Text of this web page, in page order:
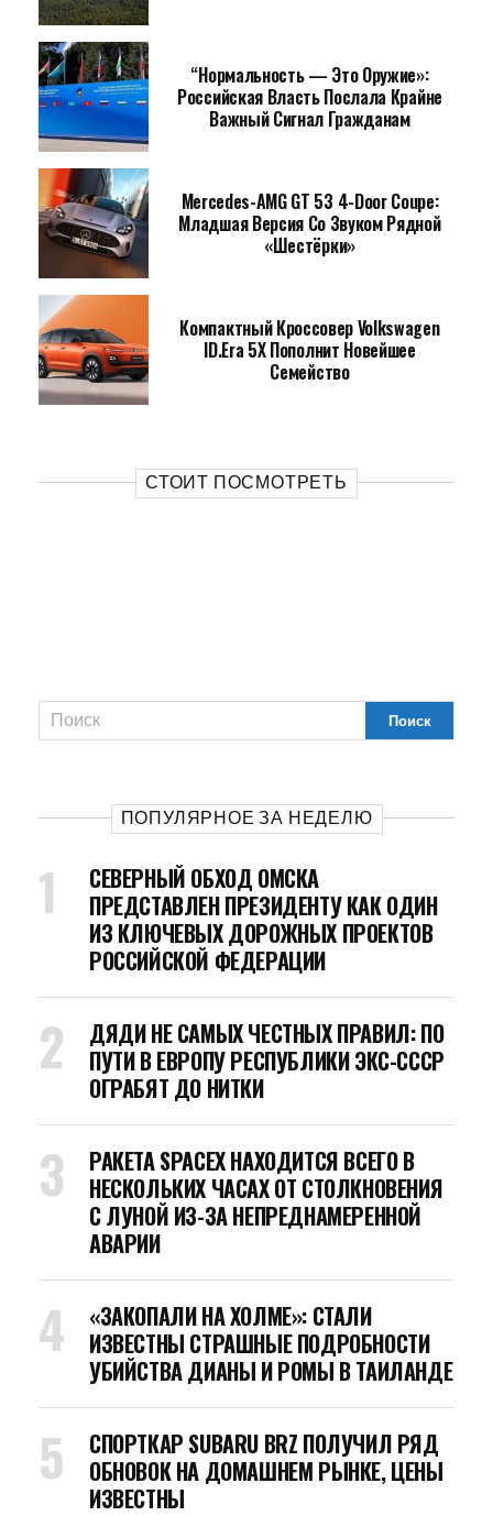
“Нормальность — Это Оружие»:
Российская Власть Послала Крайне
Важный Сигнал Гражданам
Mercedes-AMG GT 53 4-Door Coupe:
Младшая Версия Со Звуком Рядной
«шестёрки»
Компактный Кроссовер Volkswagen
ID.Era 5X Пополнит Новейшее
Семейство
СТОИТ ПОСМОТРЕТЬ
ПОПУЛЯРНОЕ ЗА НЕДЕЛЮ
СЕВЕРНЫЙ ОБХОД ОМСКА
ПРЕДСТАВЛЕН ПРЕЗИДЕНТУ КАК ОДИН
ИЗ КЛЮЧЕВЫХ ДОРОЖНЫХ ПРОЕКТОВ
РОССИЙСКОЙ ФЕДЕРАЦИИ
ДЯДИ НЕ САМЫХ ЧЕСТНЫХ ПРАВИЛ: ПО
ПУТИ В ЕВРОПУ РЕСПУБЛИКИ ЭКС-СССР
ОГРАБЯТ ДО НИТКИ
РАКЕТА SPACEX НАХОДИТСЯ ВСЕГО В
НЕСКОЛЬКИХ ЧАСАХ ОТ СТОЛКНОВЕНИЯ
С ЛУНОЙ ИЗ-ЗА НЕПРЕДНАМЕРЕННОЙ
АВАРИИ
«ЗАКОПАЛИ НА ХОЛМЕ»: СТАЛИ
ИЗВЕСТНЫ СТРАШНЫЕ ПОДРОБНОСТИ
УБИЙСТВА ДИАНЫ И РОМЫ В ТАИЛАНДЕ
СПОРТКАР SUBARU BRZ ПОЛУЧИЛ РЯД
ОБНОВОК НА ДОМАШНЕМ РЫНКЕ, ЦЕНЫ
ИЗВЕСТНЫ